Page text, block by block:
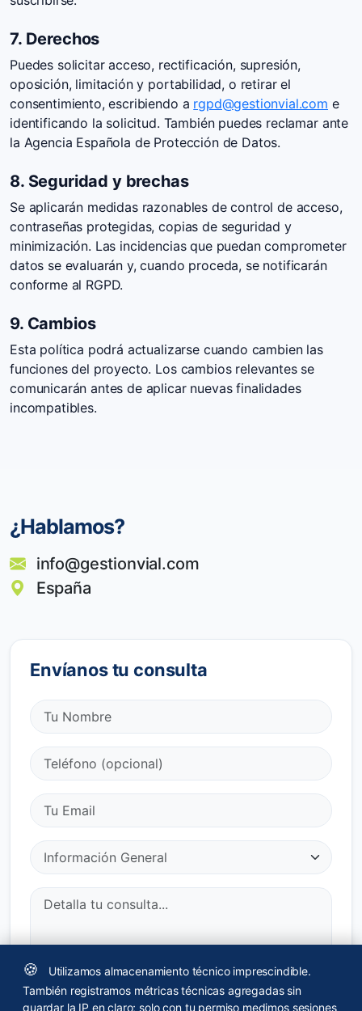
7. Derechos
Puedes solicitar acceso, rectificación, supresión,
oposición, limitación y portabilidad, o retirar el
consentimiento, escribiendo a rgpd@gestionvial.com e
identificando la solicitud. También puedes reclamar ante
la Agencia Española de Protección de Datos.
8. Seguridad y brechas
Se aplicarán medidas razonables de control de acceso,
contraseñas protegidas, copias de seguridad y
minimización. Las incidencias que puedan comprometer
datos se evaluarán y, cuando proceda, se notificarán
conforme al RGPD.
9. Cambios
Esta política podrá actualizarse cuando cambien las
funciones del proyecto. Los cambios relevantes se
comunicarán antes de aplicar nuevas finalidades
incompatibles.
¿Hablamos?
info@gestionvial.com
España
Envíanos tu consulta
He leído y acepto la política de privacidad
🍪
Utilizamos almacenamiento técnico imprescindible.
También registramos métricas técnicas agregadas sin
guardar la IP en claro; solo con tu permiso medimos sesiones